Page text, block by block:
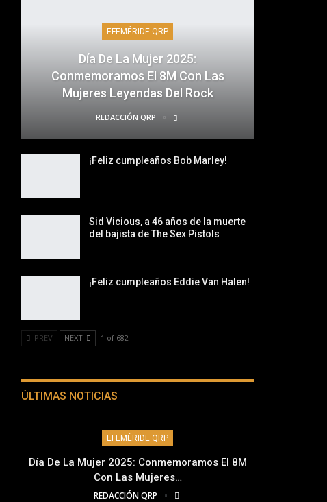
EFEMÉRIDE QRP
Día De La Mujer 2025:
Conmemoramos El 8M Con Las
Mujeres Leyendas Del Rock
REDACCIÓN QRP
¡Feliz cumpleaños Bob Marley!
Sid Vicious, a 46 años de la muerte
del bajista de The Sex Pistols
¡Feliz cumpleaños Eddie Van Halen!
PREV NEXT 1 of 682
ÚLTIMAS NOTICIAS
EFEMÉRIDE QRP
Día De La Mujer 2025: Conmemoramos El 8M
Con Las Mujeres…
REDACCIÓN QRP